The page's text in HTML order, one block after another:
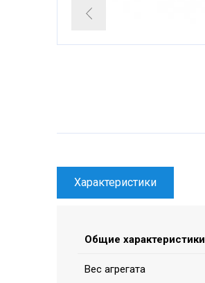
Характеристики
Общие характеристики
Вес агрегата